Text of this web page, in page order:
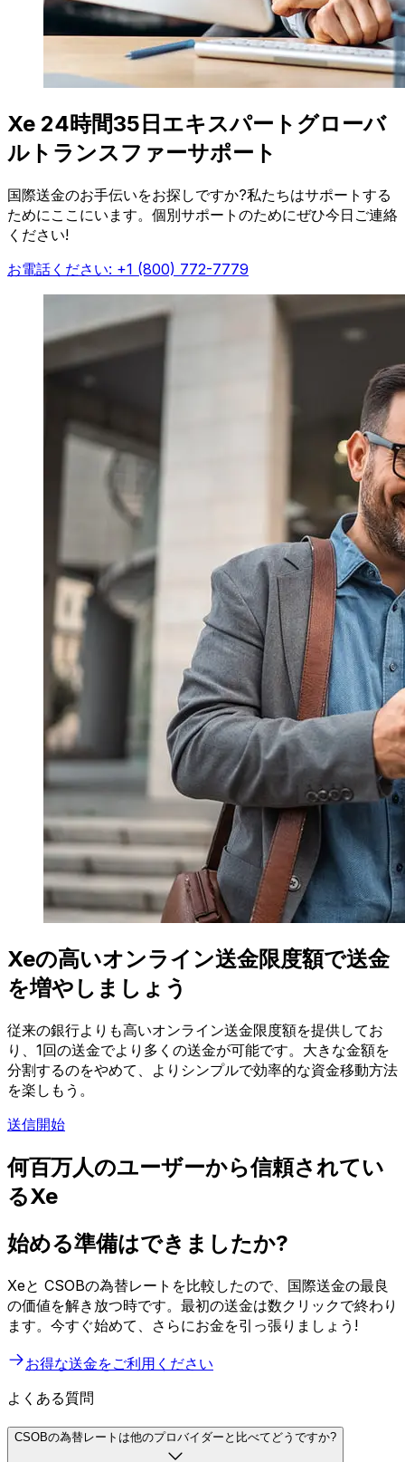
Xe 24時間35日エキスパートグローバ
ルトランスファーサポート
国際送金のお手伝いをお探しですか?私たちはサポートする
ためにここにいます。個別サポートのためにぜひ今日ご連絡
ください!
お電話ください: +1 (800) 772-7779
Xeの高いオンライン送金限度額で送金
を増やしましょう
従来の銀行よりも高いオンライン送金限度額を提供してお
り、1回の送金でより多くの送金が可能です。大きな金額を
分割するのをやめて、よりシンプルで効率的な資金移動方法
を楽しもう。
送信開始
何百万人のユーザーから信頼されてい
るXe
始める準備はできましたか?
Xeと CSOBの為替レートを比較したので、国際送金の最良
の価値を解き放つ時です。最初の送金は数クリックで終わり
ます。今すぐ始めて、さらにお金を引っ張りましょう!
お得な送金をご利用ください
よくある質問
CSOBの為替レートは他のプロバイダーと比べてどうですか?